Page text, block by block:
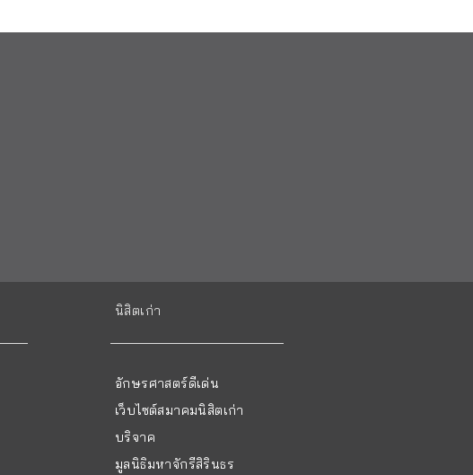
นิสิตเก่า
อักษรศาสตร์ดีเด่น
เว็บไซต์สมาคมนิสิตเก่า
บริจาค
มูลนิธิมหาจักรีสิรินธร